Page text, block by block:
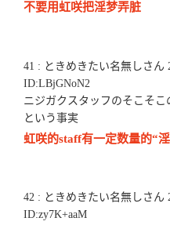
不要用虹咲把淫梦弄脏
41 : ときめきたい名無しさん
ID:LBjGNoN2
ニジガクスタッフのそこそ
という事実
虹咲的staff有一定数量的“
42 : ときめきたい名無しさん
ID:zy7K+aaM